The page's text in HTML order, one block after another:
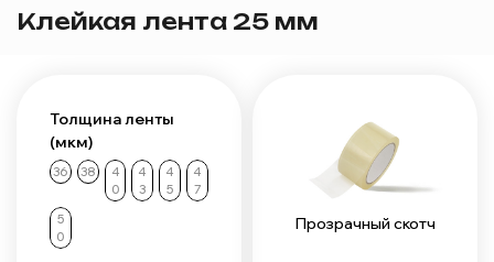
Клейкая лента 25 мм
Толщина ленты
(мкм)
36 38
4
0
4
3
4
5
4
7
5
0
Прозрачный скотч